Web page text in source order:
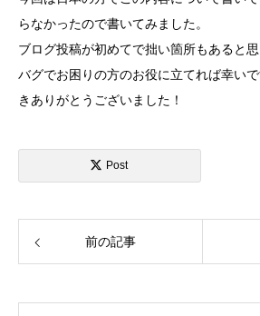
らなかったので書いてみました。
ブログ投稿が初めてで拙い箇所もあると
バグでお困りの方のお役に立てれば幸い
きありがとうございました！
Post
前の記事